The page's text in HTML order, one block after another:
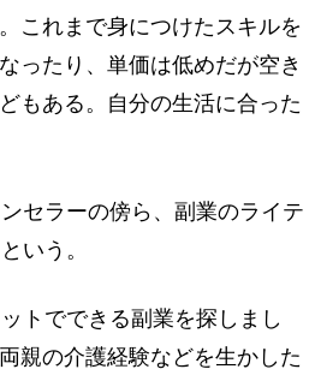
これまで身につけたスキルを
ったり、単価は低めだが空き
もある。自分の生活に合った
セラーの傍ら、副業のライテ
いう。
トでできる副業を探しまし
親の介護経験などを生かした